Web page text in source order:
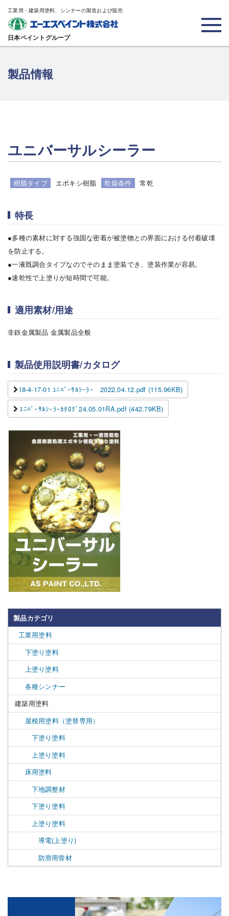
工業用・建築用塗料、シンナーの製造および販売
日本ペイントグループ
製品情報
ユニバーサルシーラー
樹脂タイプ エポキシ樹脂 乾燥条件 常乾
特長
●多種の素材に対する強固な密着が被塗物との界面における付着破壊
を防止する。
●一液既調合タイプなのでそのまま塗装でき、塗装作業が容易。
●速乾性で上塗りが短時間で可能。
適用素材/用途
非鉄金属製品 金属製品全般
製品使用説明書/カタログ
I8-4-17-01 ﾕﾆﾊﾞｰｻﾙｼｰﾗｰ 2022.04.12.pdf (115.96KB)
ﾕﾆﾊﾞｰｻﾙｼｰﾗｰｶﾀﾛｸﾞ24.05.01RA.pdf (442.79KB)
製品カテゴリ
工業用塗料
下塗り塗料
上塗り塗料
各種シンナー
建築用塗料
屋根用塗料（塗替専用）
下塗り塗料
上塗り塗料
床用塗料
下地調整材
下塗り塗料
上塗り塗料
導電(上塗り)
防滑用骨材